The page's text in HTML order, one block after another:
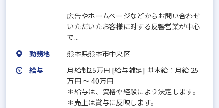
広告やホームページなどからお問い合わせ
いただいたお客様に対する反響営業が中心
で...
勤務地
熊本県熊本市中央区
給与
月給制25万円 [給与補足] 基本給：月給 25
万円 〜 40万円
＊給与は、資格や経験により決定します。
＊売上は賞与に反映します。